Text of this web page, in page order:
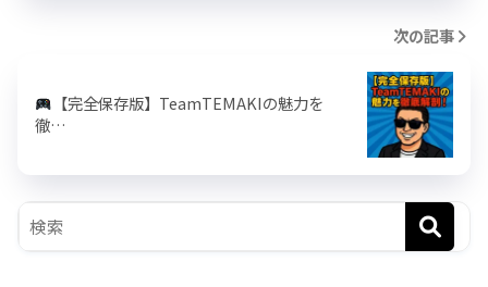
次の記事
【完全保存版】TeamTEMAKIの魅力を
徹…